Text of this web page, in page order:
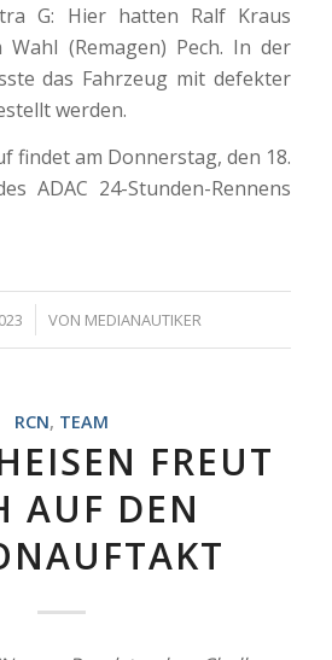
G: Hier hatten Ralf Kraus
(Remagen) Pech. In der
das Fahrzeug mit defekter
werden.
findet am Donnerstag, den 18.
ADAC 24-Stunden-Rennens
VON MEDIANAUTIKER
RCN, TEAM
FREUT
AUF DEN